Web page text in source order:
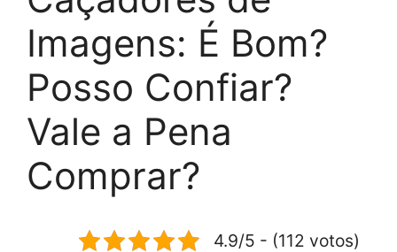
Imagens: É Bom?
Posso Confiar?
Vale a Pena
Comprar?
4.9/5 - (112 votos)